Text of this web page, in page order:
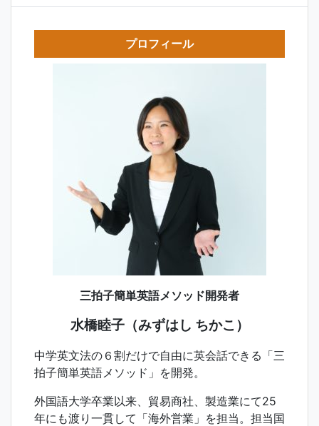
プロフィール
三拍子簡単英語メソッド開発者
水橋睦子（みずはし ちかこ）
中学英文法の６割だけで自由に英会話できる「三
拍子簡単英語メソッド」を開発。
外国語大学卒業以来、貿易商社、製造業にて25
年にも渡り一貫して「海外営業」を担当。担当国